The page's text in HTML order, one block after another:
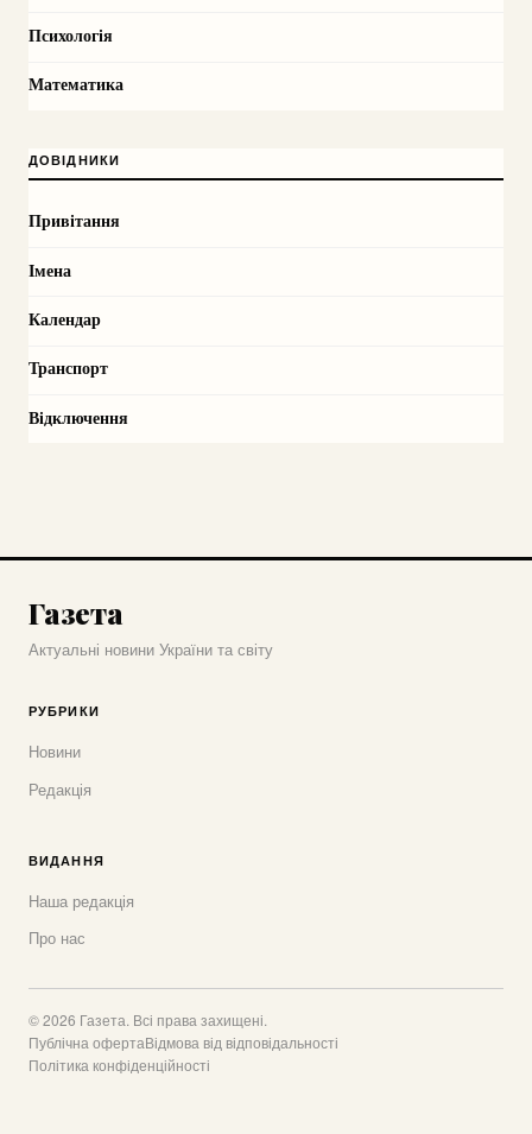
Психологія
Математика
ДОВІДНИКИ
Привітання
Імена
Календар
Транспорт
Відключення
Газета
Актуальні новини України та світу
РУБРИКИ
Новини
Редакція
ВИДАННЯ
Наша редакція
Про нас
© 2026 Газета. Всі права захищені.
Публічна офертаВідмова від відповідальності
Політика конфіденційності